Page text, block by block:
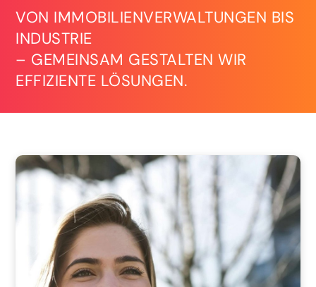
VON IMMOBILIENVERWALTUNGEN BIS
INDUSTRIE
– GEMEINSAM GESTALTEN WIR
EFFIZIENTE LÖSUNGEN.